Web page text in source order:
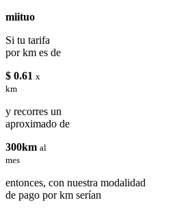
miituo
Si tu tarifa
por km es de
$ 0.61 x
km
y recorres un
aproximado de
300km al
mes
entonces, con nuestra modalidad
de pago por km serían